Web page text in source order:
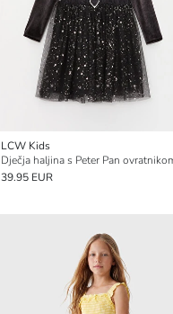
LCW Kids
39.95 EUR